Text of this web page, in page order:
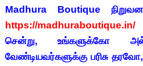
Madhura Boutique
https://madhuraboutique.in/
சென்று, உங்களுக்கோ
வேண்டியவர்களுக்கு பரிசு